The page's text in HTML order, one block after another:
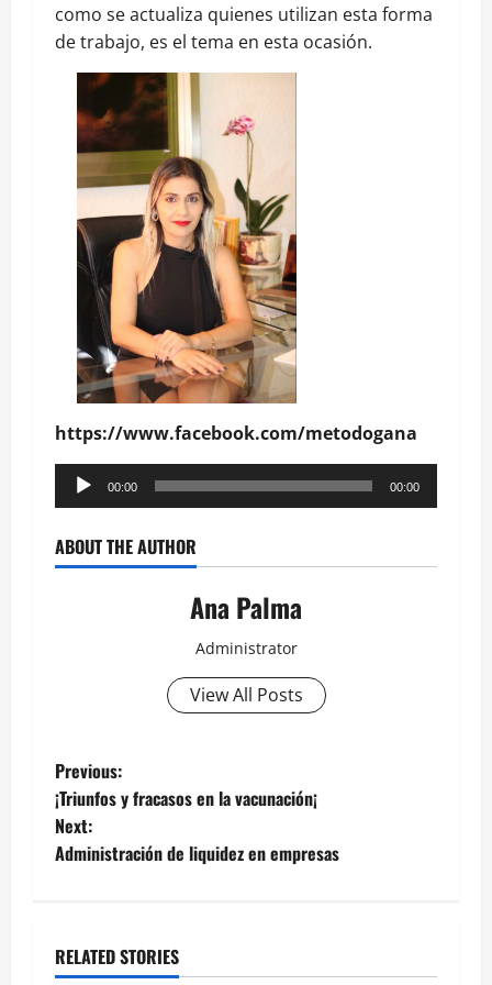
como se actualiza quienes utilizan esta forma
de trabajo, es el tema en esta ocasión.
https://www.facebook.com/metodogana
Reproductor
de
00:00 00:00
ABOUT THE AUTHOR
Ana Palma
Administrator
View All Posts
Post
navigation
Previous:
¡Triunfos y fracasos en la vacunación¡
Next:
Administración de liquidez en empresas
RELATED STORIES